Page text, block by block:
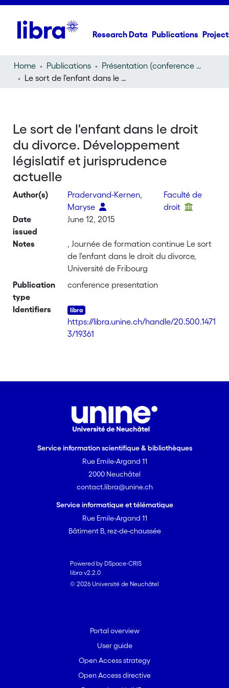
Research Data Publications
Home Publications
Présentation (conference presentation)
Le sort de l'enfant dans le droit du divorce. Développement législatif et jurisprudence actuelle
Le sort de l'enfant dans le droit
du divorce. Développement
législatif et jurisprudence
actuelle
Author(s)
Pradervand-Kernen,
Maryse
Faculté de
droit
Date
issued
June 12, 2015
Notes
, Journée de formation continue Le sort
de l'enfant dans le droit du divorce,
Université de Fribourg
Publication
type
conference presentation
Identifiers
https://libra.unine.ch/handle/20.500.1471
3/19361
Service information scientifique & bibliothèques
Rue Emile-Argand 11
2000 Neuchâtel
contact.libra@unine.ch
Service informatique et télématique
Rue Emile-Argand 11
Bâtiment B, rez-de-chaussée
Powered by DSpace-CRIS
libra v2.2.0
© 2026 Université de Neuchâtel
Portal overview
User guide
Open Access strategy
Open Access directive